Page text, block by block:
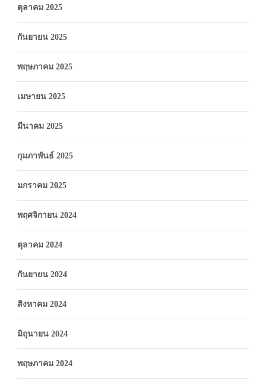
ตุลาคม 2025
กันยายน 2025
พฤษภาคม 2025
เมษายน 2025
มีนาคม 2025
กุมภาพันธ์ 2025
มกราคม 2025
พฤศจิกายน 2024
ตุลาคม 2024
กันยายน 2024
สิงหาคม 2024
มิถุนายน 2024
พฤษภาคม 2024